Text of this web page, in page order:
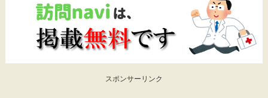
スポンサーリンク